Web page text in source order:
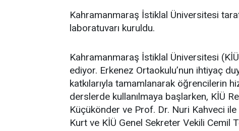
Kahramanmaraş İstiklal Üniversitesi
laboratuvarı kuruldu.
Kahramanmaraş İstiklal Üniversitesi
ediyor. Erkenez Ortaokulu’nun ihtiyaç
katkılarıyla tamamlanarak öğrencilerin
derslerde kullanılmaya başlarken, KİÜ
Küçükönder ve Prof. Dr. Nuri Kahveci
Kurt ve KİÜ Genel Sekreter Vekili Cemil